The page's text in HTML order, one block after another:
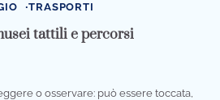
TRASPORTI
tattili e percorsi
o osservare: può essere toccata,